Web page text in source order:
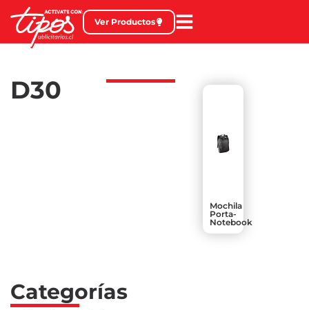
Ver Productos
D30
Mochila
Porta-
Notebook
Categorías